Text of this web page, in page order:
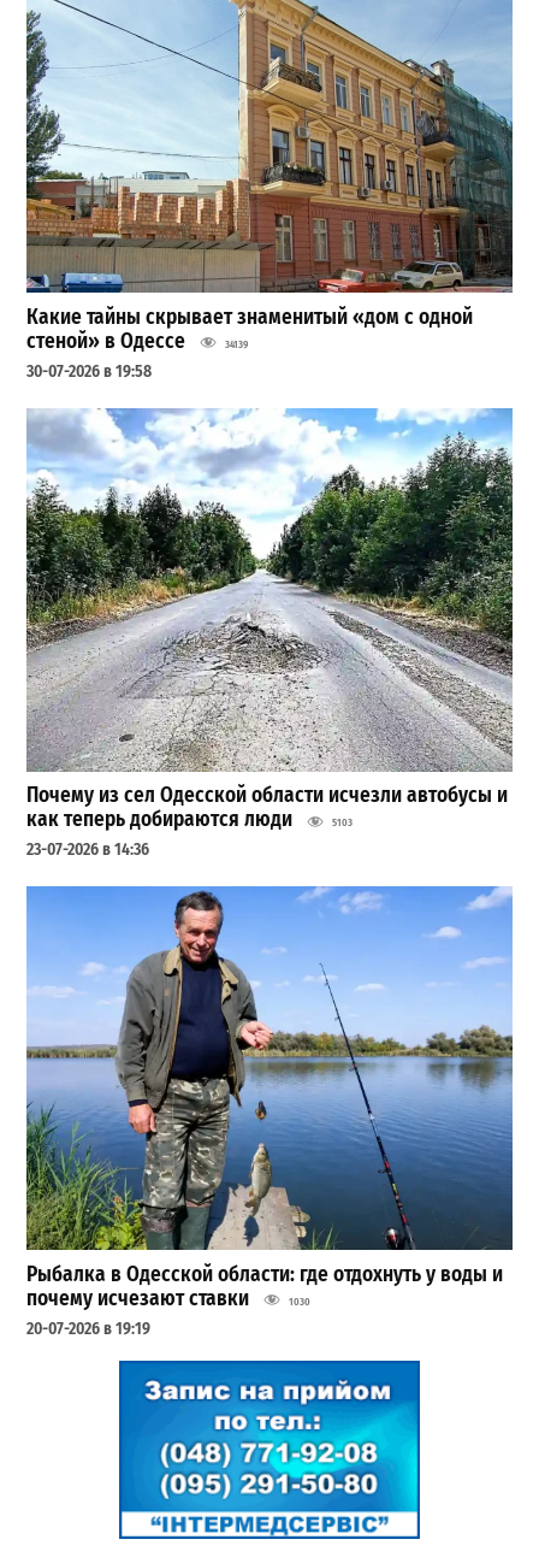
Какие тайны скрывает знаменитый «дом с одной
стеной» в Одессе
34139
30-07-2026 в 19:58
Почему из сел Одесской области исчезли автобусы и
как теперь добираются люди
5103
23-07-2026 в 14:36
Рыбалка в Одесской области: где отдохнуть у воды и
почему исчезают ставки
1030
20-07-2026 в 19:19